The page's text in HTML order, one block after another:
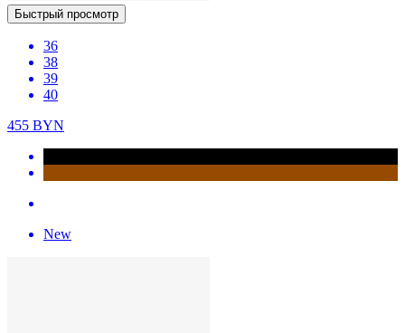
Быстрый просмотр
36
38
39
40
455 BYN
New